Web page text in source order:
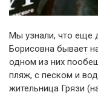
Мы узнали, что еще
Борисовна бывает
одном из них
пляж, с песком и
жительница Грязи